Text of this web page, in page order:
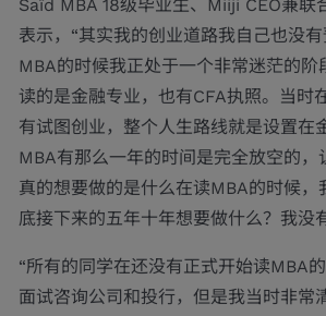
Saïd MBA 18级毕业生、Miiji CEO兼联
表示，“其实我的创业道路我自己也没
MBA的时候我正处于一个非常迷茫的阶
读的是金融专业，也有CFA执照。当时
有试图创业，整个人生路线就是设置在
MBA有那么一年的时间是完全放空的，
真的想要做的是什么在读MBA的时候，
底接下来的五年十年想要做什么？我没
“所有的同学在还没有正式开始读MBA
面试咨询公司和投行，但是我当时非常